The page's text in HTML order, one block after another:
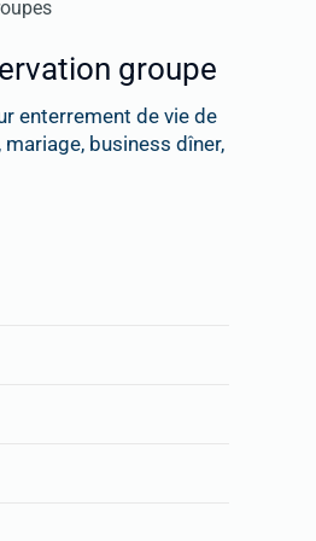
groupe
enterrement de vie de
business dîner,